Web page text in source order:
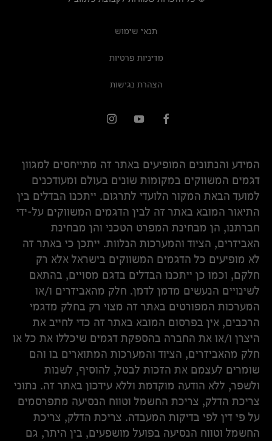
תנאי שימוש
מדיניות פרטיות
הצהרת נגישות
המידע והנתונים המופיעים באתר זה מתייחסים למגוון
דגמים המשווקים במקומות שונים בעולם ומעודכנים
למועד הבאת המקור הלועדי לתרגום. ייתכנו הבדלים בין
התיאור המובא באתר זה לבין הדגמים המשווקים על-ידי
חברתנו, הן מבחינת המפרט הטכני והן מבחינת
האביזרים, הציוד והמערכות הנלוות. ייתכן כי באתר זה
לא מופיעים כל הדגמים המשווקים בישראל אלא רק
חלקם, וכמו כן ייתכנו הבדלים בדגם מסויים, בהתאם
לשינויים הנעשים מדמן לדמן. חלק מהאביזרים ו/או
המערכות המפורטים באתר זה מצוי רק בחלק מדגמי
הרכבים, אין בפרסום המובא באתר זה כדי לחייב את
היצרן ו/או את החברה בהספקת דגמים שיכללו את כל או
חלק מהאביזרים, הציוד והמערכות המתוארים בו והם
שומרים לעצמם את הזכות לבטל, להוסיף, לשנות
ולשפר, ללא הודעה מוקדמת וללא עידכון באתר זה. נתוני
צריכת הדלק, צריכת החשמל וטווח הנסיעה מתפרסמים
על פי דין לפי בדיקות המעבדה. צריכת הדלק, צריכת
החשמל וטווח הנסיעה בפועל מושפעים, בין היתר, גם